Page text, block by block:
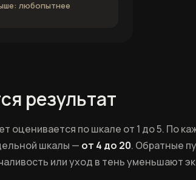
любопытнее
результат
оценивается по шкале от 1 до 5. По
шкалы — от 4 до 20. Обратные
или уход в тень уменьшают